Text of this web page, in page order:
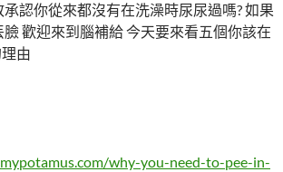
認你從來都沒有在洗澡時尿尿過嗎? 如果
歡迎來到腦補給 今天要來看五個你該在
由
why-you-need-to-pee-in-